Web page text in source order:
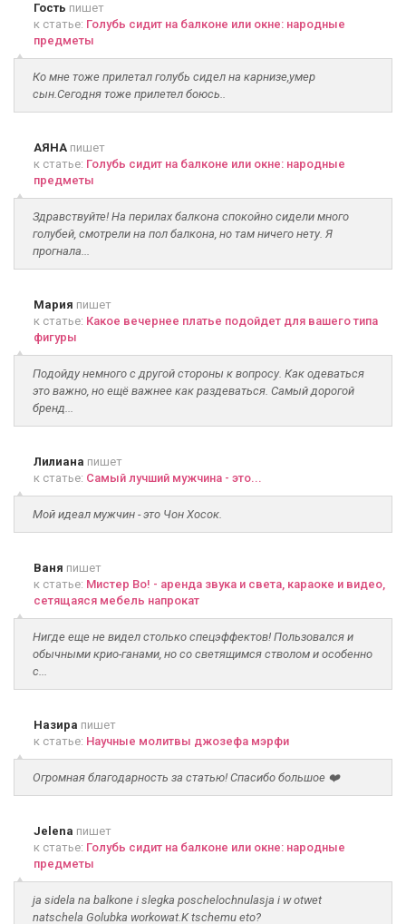
Гость пишет
к статье: Голубь сидит на балконе или окне: народные
предметы
Ко мне тоже прилетал голубь сидел на карнизе,умер
сын.Сегодня тоже прилетел боюсь..
АЯНА пишет
к статье: Голубь сидит на балконе или окне: народные
предметы
Здравствуйте! На перилах балкона спокойно сидели много
голубей, смотрели на пол балкона, но там ничего нету. Я
прогнала...
Мария пишет
к статье: Какое вечернее платье подойдет для вашего типа
фигуры
Подойду немного с другой стороны к вопросу. Как одеваться
это важно, но ещё важнее как раздеваться. Самый дорогой
бренд...
Лилиана пишет
к статье: Самый лучший мужчина - это...
Мой идеал мужчин - это Чон Хосок.
Ваня пишет
к статье: Мистер Во! - аренда звука и света, караоке и видео,
сетящаяся мебель напрокат
Нигде еще не видел столько спецэффектов! Пользовался и
обычными крио-ганами, но со светящимся стволом и особенно
с...
Назира пишет
к статье: Научные молитвы джозефа мэрфи
Огромная благодарность за статью! Спасибо большое ❤️
Jelena пишет
к статье: Голубь сидит на балконе или окне: народные
предметы
ja sidela na balkone i slegka poschelochnulasja i w otwet
natschela Golubka workowat.K tschemu eto?